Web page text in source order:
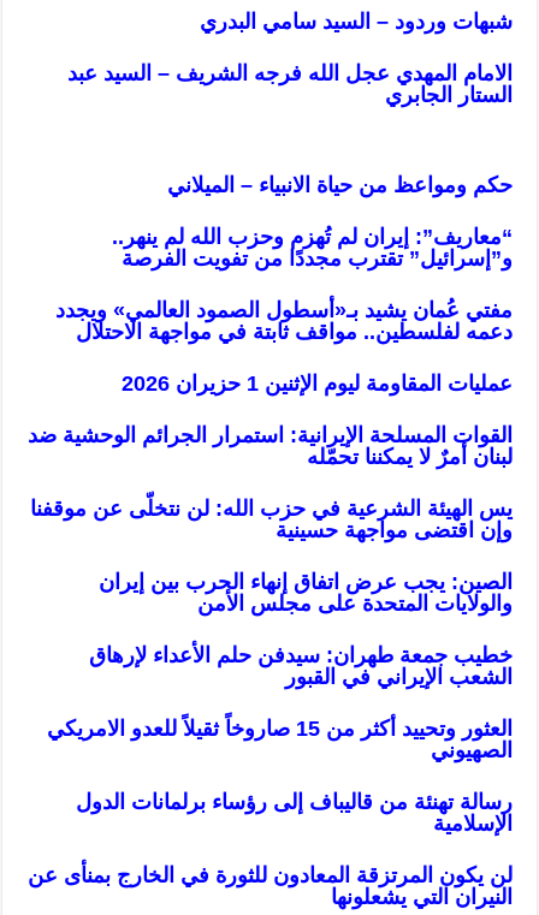
شبهات وردود – السيد سامي البدري
الامام المهدي عجل الله فرجه الشريف – السيد عبد
الستار الجابري
حكم ومواعظ من حياة الانبياء – الميلاني
“معاريف”: إيران لم تُهزم وحزب الله لم ينهر..
و”إسرائيل” تقترب مجددًا من تفويت الفرصة
مفتي عُمان يشيد بـ«أسطول الصمود العالمي» ويجدد
دعمه لفلسطين.. مواقف ثابتة في مواجهة الاحتلال
عمليات المقاومة ليوم الإثنين 1 حزيران 2026
القوات المسلحة الإيرانية: استمرار الجرائم الوحشية ضد
لبنان أمرٌ لا يمكننا تحمّله
يس الهيئة الشرعية في حزب الله: لن نتخلّى عن موقفنا
وإن اقتضى مواجهة حسينية
الصين: يجب عرض اتفاق إنهاء الحرب بين إيران
والولايات المتحدة على مجلس الأمن
خطيب جمعة طهران: سیدفن حلم الأعداء لإرهاق
الشعب الإيراني في القبور
العثور وتحييد أكثر من 15 صاروخاً ثقيلاً للعدو الامريكي
الصهيوني
رسالة تهنئة من قاليباف إلى رؤساء برلمانات الدول
الإسلامية
لن يكون المرتزقة المعادون للثورة في الخارج بمنأى عن
النيران التي يشعلونها